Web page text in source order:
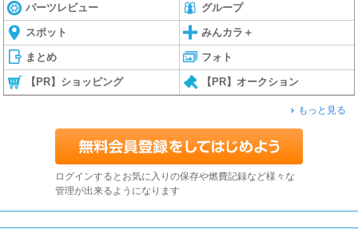
パーツレビュー グループ
スポット みんカラ＋
まとめ フォト
【PR】ショッピング 【PR】オークション
もっと見る
ログインするとお気に入りの保存や燃費記録など様々な
管理が出来るようになります